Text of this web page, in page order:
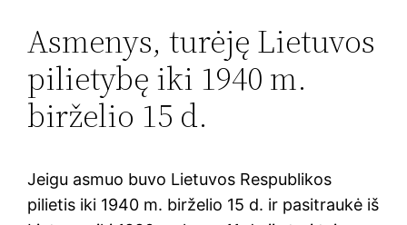
Asmenys, turėję Lietuvos
pilietybę iki 1940 m.
birželio 15 d.
Jeigu asmuo buvo Lietuvos Respublikos
pilietis iki 1940 m. birželio 15 d. ir pasitraukė iš